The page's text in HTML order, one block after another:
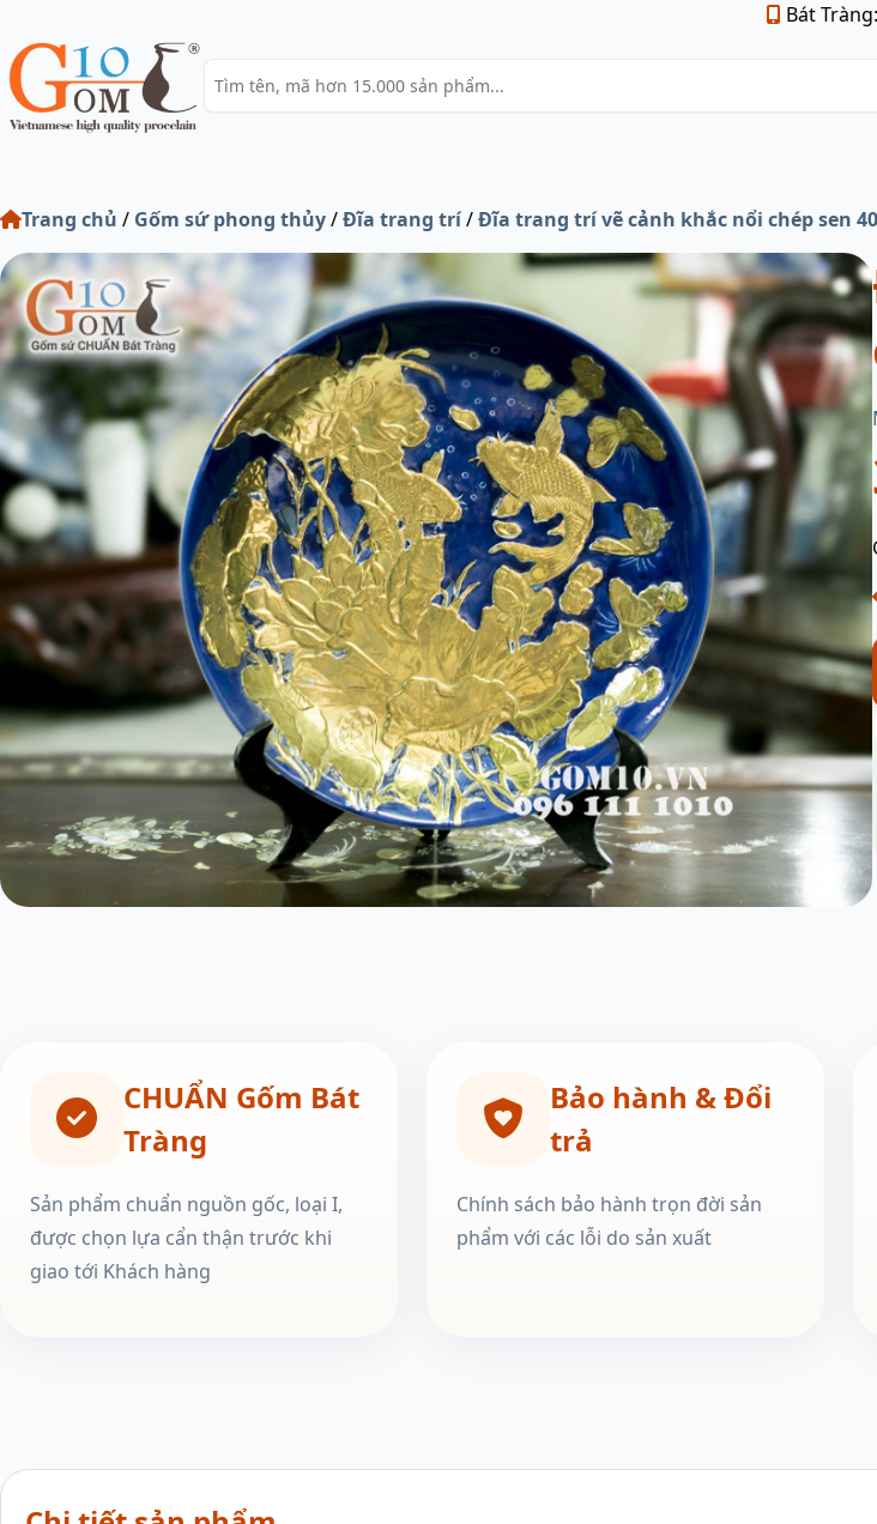
Bát Tràng:
Trang chủ / Gốm sứ phong thủy/Đĩa trang trí/Đĩa trang trí vẽ cảnh khắc nổi chép sen
CHUẨN Gốm Bát
Tràng
Sản phẩm chuẩn nguồn gốc, loại I,
được chọn lựa cẩn thận trước khi
giao tới Khách hàng
Bảo hành & Đổi
trả
Chính sách bảo hành trọn đời sản
phẩm với các lỗi do sản xuất